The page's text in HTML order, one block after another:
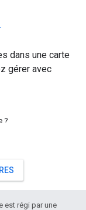
dans une carte
gérer avec
?
est régi par une